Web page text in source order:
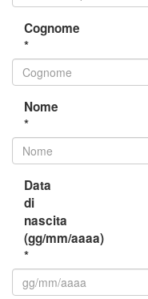
Cognome
*
Nome
*
Data
di
nascita
(gg/mm/aaaa)
*